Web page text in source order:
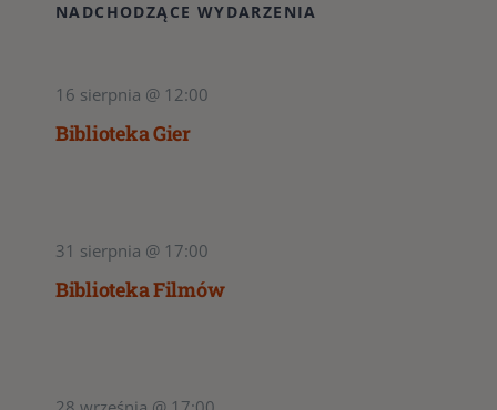
NADCHODZĄCE WYDARZENIA
16 sierpnia @ 12:00
Biblioteka Gier
31 sierpnia @ 17:00
Biblioteka Filmów